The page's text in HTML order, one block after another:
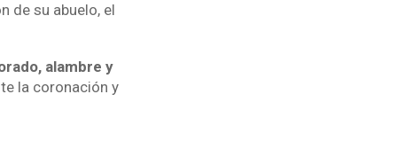
de su abuelo, el
alambre y
la coronación y